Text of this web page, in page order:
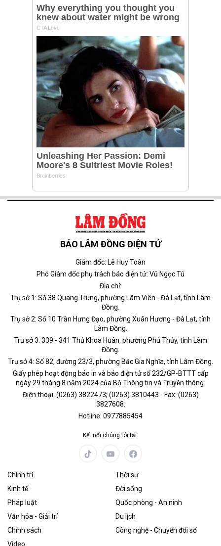
BÁO LÂM ĐỒNG ĐIỆN TỬ
Giám đốc: Lê Huy Toàn
Phó Giám đốc phụ trách báo điện tử: Vũ Ngọc Tú
Địa chỉ:
Trụ sở 1: Số 38 Quang Trung, phường Lâm Viên - Đà Lạt, tỉnh Lâm
Đồng.
Trụ sở 2: Số 10 Trần Hưng Đạo, phường Xuân Hương - Đà Lạt, tỉnh
Lâm Đồng.
Trụ sở 3: 339 - 341 Thủ Khoa Huân, phường Phú Thủy, tỉnh Lâm
Đồng.
Trụ sở 4: Số 82, đường 23/3, phường Bắc Gia Nghĩa, tỉnh Lâm Đồng.
Giấy phép hoạt động báo in và báo điện tử số 232/GP-BTTT cấp
ngày 29 tháng 8 năm 2024 của Bộ Thông tin và Truyền thông.
Điện thoại: (0263) 3822473; (0263) 3810443 - Fax: (0263)
3827608.
Hotline: 0977885454
Kết nối chúng tôi tại:
Chính trị
Thời sự
Kinh tế
Đời sống
Pháp luật
Quốc phòng - An ninh
Văn hóa - Giải trí
Du lịch
Chính sách
Công nghệ - Chuyển đổi số
Video